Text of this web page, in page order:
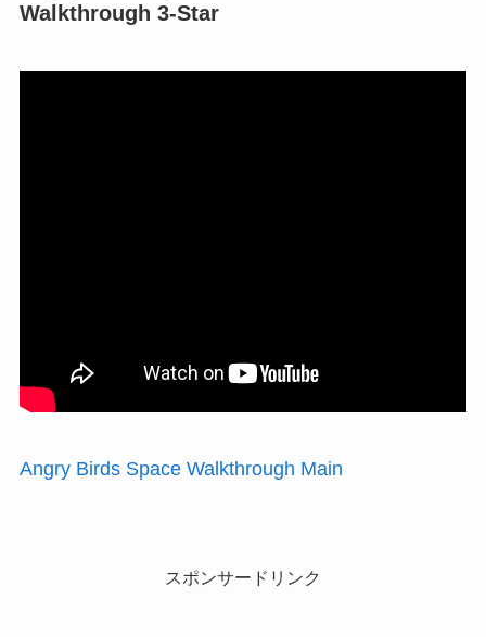
Walkthrough 3-Star
Angry Birds Space Walkthrough Main
スポンサードリンク